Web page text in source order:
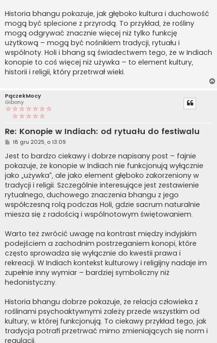
Historia bhangu pokazuje, jak głęboko kultura i duchowość
mogą być splecione z przyrodą. To przykład, że rośliny
mogą odgrywać znacznie więcej niż tylko funkcję
użytkową – mogą być nośnikiem tradycji, rytuału i
wspólnoty. Holi i bhang są świadectwem tego, że w Indiach
konopie to coś więcej niż używka – to element kultury,
historii i religii, który przetrwał wieki.
PączekMocy
Gibony
Re: Konopie w Indiach: od rytuału do festiwalu
P
s
t
18 gru 2025, o 13:09
Jest to bardzo ciekawy i dobrze napisany post – fajnie
pokazuje, że konopie w Indiach nie funkcjonują wyłącznie
jako „używka”, ale jako element głęboko zakorzeniony w
tradycji i religii. Szczególnie interesujące jest zestawienie
rytualnego, duchowego znaczenia bhangu z jego
współczesną rolą podczas Holi, gdzie sacrum naturalnie
miesza się z radością i wspólnotowym świętowaniem.
Warto też zwrócić uwagę na kontrast między indyjskim
podejściem a zachodnim postrzeganiem konopi, które
często sprowadza się wyłącznie do kwestii prawa i
rekreacji. W Indiach kontekst kulturowy i religijny nadaje im
zupełnie inny wymiar – bardziej symboliczny niż
hedonistyczny.
Historia bhangu dobrze pokazuje, że relacja człowieka z
roślinami psychoaktywnymi zależy przede wszystkim od
kultury, w której funkcjonują. To ciekawy przykład tego, jak
tradycja potrafi przetrwać mimo zmieniających się norm i
regulacji.